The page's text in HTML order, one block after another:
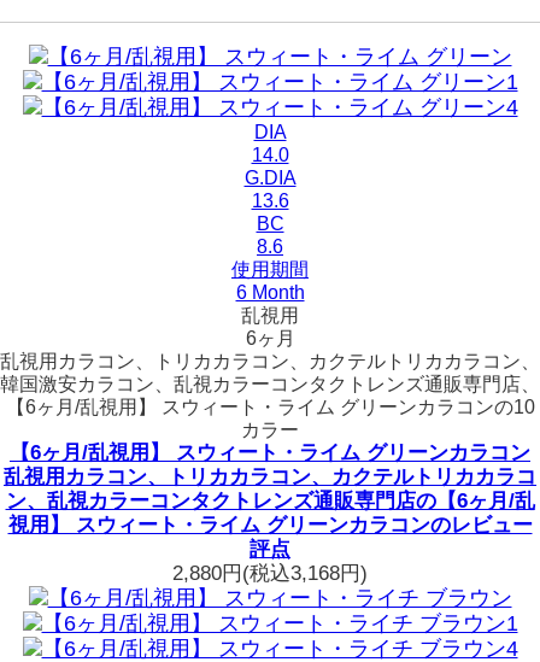
DIA
14.0
G.DIA
13.6
BC
8.6
使用期間
6 Month
乱視用
6ヶ月
乱視用カラコン、トリカカラコン、カクテルトリカカラコン、
韓国激安カラコン、乱視カラーコンタクトレンズ通販専門店、
【6ヶ月/乱視用】 スウィート・ライム グリーンカラコンの10
カラー
【6ヶ月/乱視用】 スウィート・ライム グリーンカラコン
乱視用カラコン、トリカカラコン、カクテルトリカカラコ
ン、乱視カラーコンタクトレンズ通販専門店の【6ヶ月/乱
視用】 スウィート・ライム グリーンカラコンのレビュー
評点
2,880円 (税込3,168円)